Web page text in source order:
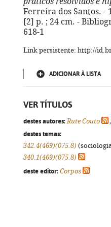
Ferreira dos Santos. -
[2] p. ; 24 cm. -
618-1
Link persistente: http://
ADICIONAR À LISTA
VER TÍTULOS
destes autores: Rute Couto
destes temas:
342.4(469)(075.8)
340.1(469)(075.8)
deste editor: Corpos